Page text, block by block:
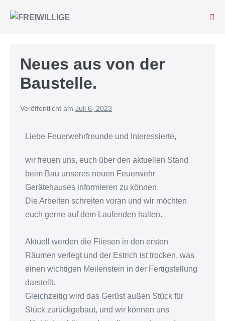
Neues aus von der
Baustelle.
Veröffentlicht am Juli 6, 2023
Liebe Feuerwehrfreunde und Interessierte,
wir freuen uns, euch über den aktuellen Stand
beim Bau unseres neuen Feuerwehr
Gerätehauses informieren zu können.
Die Arbeiten schreiten voran und wir möchten
euch gerne auf dem Laufenden halten.
Aktuell werden die Fliesen in den ersten
Räumen verlegt und der Estrich ist trocken, was
einen wichtigen Meilenstein in der Fertigstellung
darstellt.
Gleichzeitig wird das Gerüst außen Stück für
Stück zurückgebaut, und wir können uns